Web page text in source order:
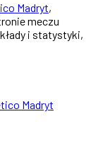
Madryt,
meczu
i statystyki,
Madryt